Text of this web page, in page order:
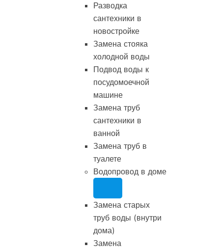
Разводка
сантехники в
новостройке
Замена стояка
холодной воды
Подвод воды к
посудомоечной
машине
Замена труб
сантехники в
ванной
Замена труб в
туалете
Водопровод в доме
Замена старых
труб воды (внутри
дома)
Замена